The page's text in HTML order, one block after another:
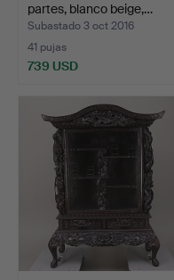
partes, blanco beige,…
Subastado 3 oct 2016
41 pujas
739 USD